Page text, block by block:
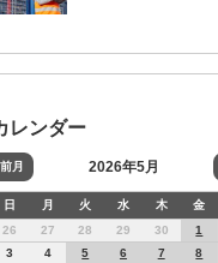
レンダー
前月 2026年5月
日 月 火 水 木 金
26
27 28 29 30 1
3
4 5 6 7 8